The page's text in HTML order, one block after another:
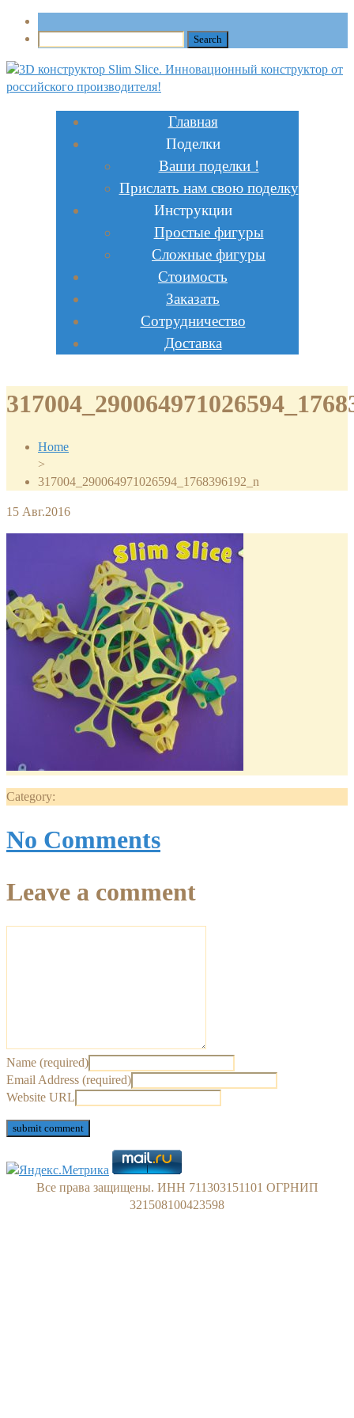
Главная
Поделки
Ваши поделки !
Прислать нам свою поделку
Инструкции
Простые фигуры
Сложные фигуры
Стоимость
Заказать
Сотрудничество
Доставка
Home
>
317004_290064971026594_1768396192_n
15 Авг.2016
Category:
No Comments
Leave a comment
Name (required)
Email Address (required)
Website URL
Все права защищены. ИНН 711303151101 ОГРНИП
321508100423598